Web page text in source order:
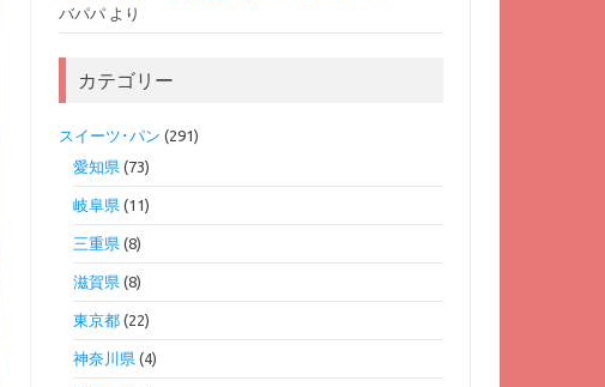
バパパより
カテゴリー
スイーツ･パン (291)
愛知県(73)
岐阜県(11)
三重県(8)
滋賀県(8)
東京都(22)
神奈川県(4)